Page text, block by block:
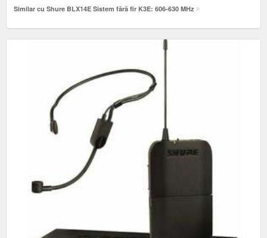
Similar cu Shure BLX14E Sistem fără fir K3E: 606-630 MHz